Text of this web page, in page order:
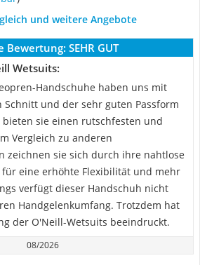
und weitere Angebote
Bewertung: SEHR GUT
Wetsuits:
Handschuhe haben uns mit
Schnitt und der sehr guten Passform
sie einen rutschfesten und
Vergleich zu anderen
zeichnen sie sich durch ihre nahtlose
eine erhöhte Flexibilität und mehr
verfügt dieser Handschuh nicht
Handgelenkumfang. Trotzdem hat
der O'Neill-Wetsuits beeindruckt.
08/2026